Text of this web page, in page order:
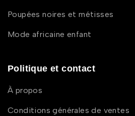
Poupées noires et métisses
Mode africaine enfant
Politique et contact
À propos
Conditions générales de ventes